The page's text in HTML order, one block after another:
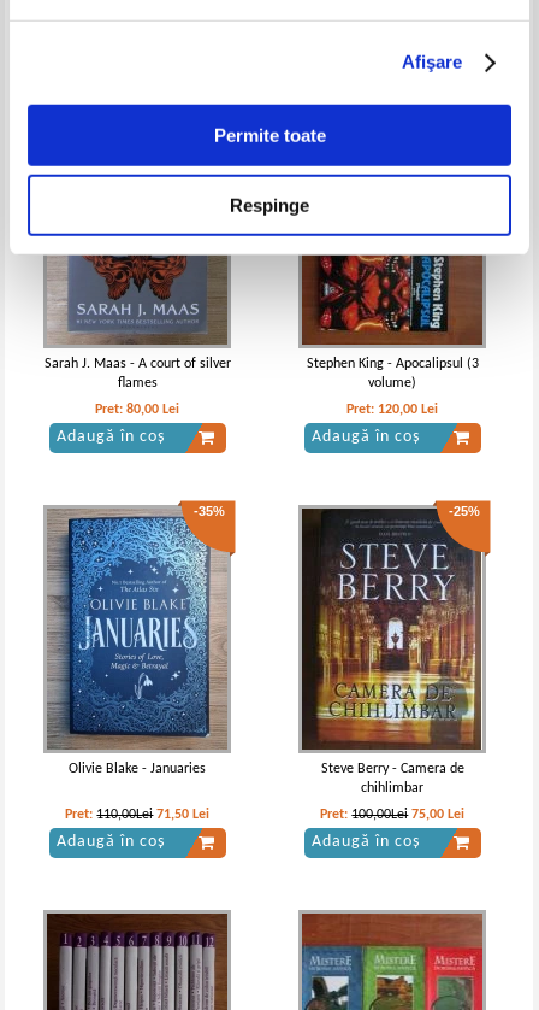
Afişare
Permite toate
Respinge
Sarah J. Maas - A court of silver
flames
Pret:80,00 Lei
Adaugă în coș
Stephen King - Apocalipsul (3
volume)
Pret: 120,00 Lei
Adaugă în coș
-35%
Olivie Blake - Januaries
Pret:110,00Lei 71,50 Lei
Adaugă în coș
-25%
Steve Berry - Camera de
chihlimbar
Pret:100,00Lei 75,00 Lei
Adaugă în coș